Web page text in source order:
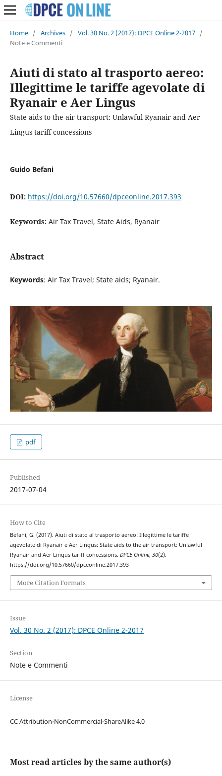
Home / Archives / Vol. 30 No. 2 (2017): DPCE Online 2-2017 /
Note e Commenti
Aiuti di stato al trasporto aereo:
Illegittime le tariffe agevolate di
Ryanair e Aer Lingus
State aids to the air transport: Unlawful Ryanair and Aer
Lingus tariff concessions
Guido Befani
DOI: https://doi.org/10.57660/dpceonline.2017.393
Keywords: Air Tax Travel, State Aids, Ryanair
Abstract
Keywords: Air Tax Travel; State aids; Ryanair.
pdf
Published
2017-07-04
How to Cite
Befani, G. (2017). Aiuti di stato al trasporto aereo: Illegittime le tariffe
agevolate di Ryanair e Aer Lingus: State aids to the air transport: Unlawful
Ryanair and Aer Lingus tariff concessions. DPCE Online, 30(2).
https://doi.org/10.57660/dpceonline.2017.393
More Citation Formats
Issue
Vol. 30 No. 2 (2017): DPCE Online 2-2017
Section
Note e Commenti
License
CC Attribution-NonCommercial-ShareAlike 4.0
Most read articles by the same author(s)